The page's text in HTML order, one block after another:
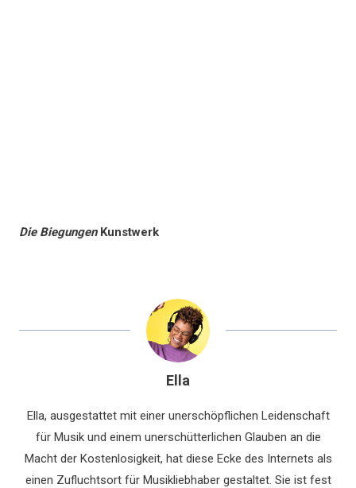
Die BiegungenKunstwerk
Ella
Ella, ausgestattet mit einer unerschöpflichen Leidenschaft
für Musik und einem unerschütterlichen Glauben an die
Macht der Kostenlosigkeit, hat diese Ecke des Internets als
einen Zufluchtsort für Musikliebhaber gestaltet. Sie ist fest